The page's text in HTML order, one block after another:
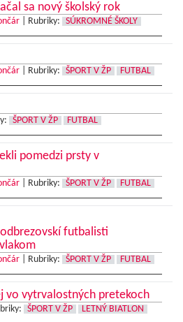
sa nový školský rok
Rubriky: SÚKROMNÉ ŠKOLY
Rubriky: ŠPORT V ŽP FUTBAL
ŠPORT V ŽP FUTBAL
pomedzi prsty v
Rubriky: ŠPORT V ŽP FUTBAL
futbalisti
Rubriky: ŠPORT V ŽP FUTBAL
vo vytrvalostných pretekoch
ŠPORT V ŽP LETNÝ BIATLON